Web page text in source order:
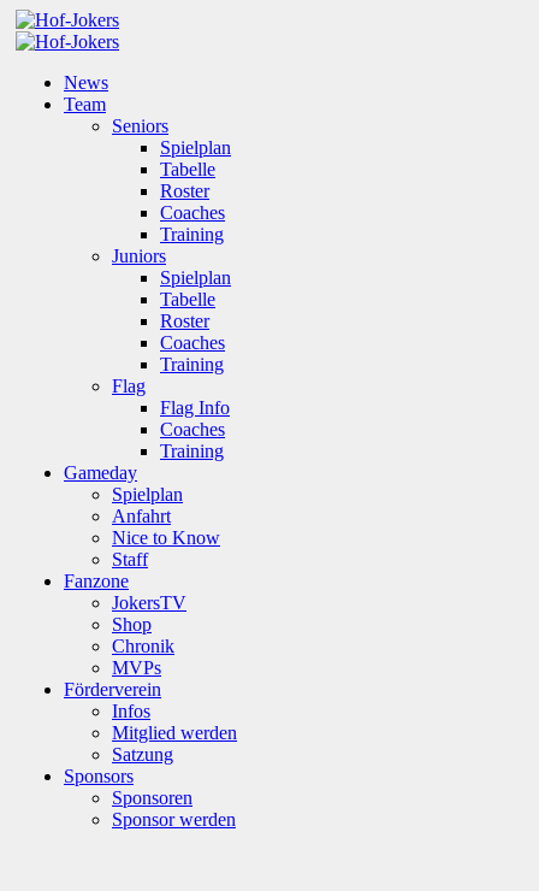
News
Team
Seniors
Spielplan
Tabelle
Roster
Coaches
Training
Juniors
Spielplan
Tabelle
Roster
Coaches
Training
Flag
Flag Info
Coaches
Training
Gameday
Spielplan
Anfahrt
Nice to Know
Staff
Fanzone
JokersTV
Shop
Chronik
MVPs
Förderverein
Infos
Mitglied werden
Satzung
Sponsors
Sponsoren
Sponsor werden